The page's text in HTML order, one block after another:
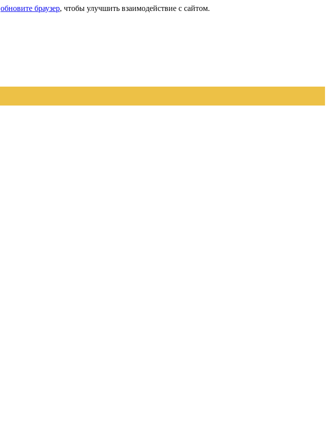
обновите браузер, чтобы улучшить взаимодействие с сайтом.